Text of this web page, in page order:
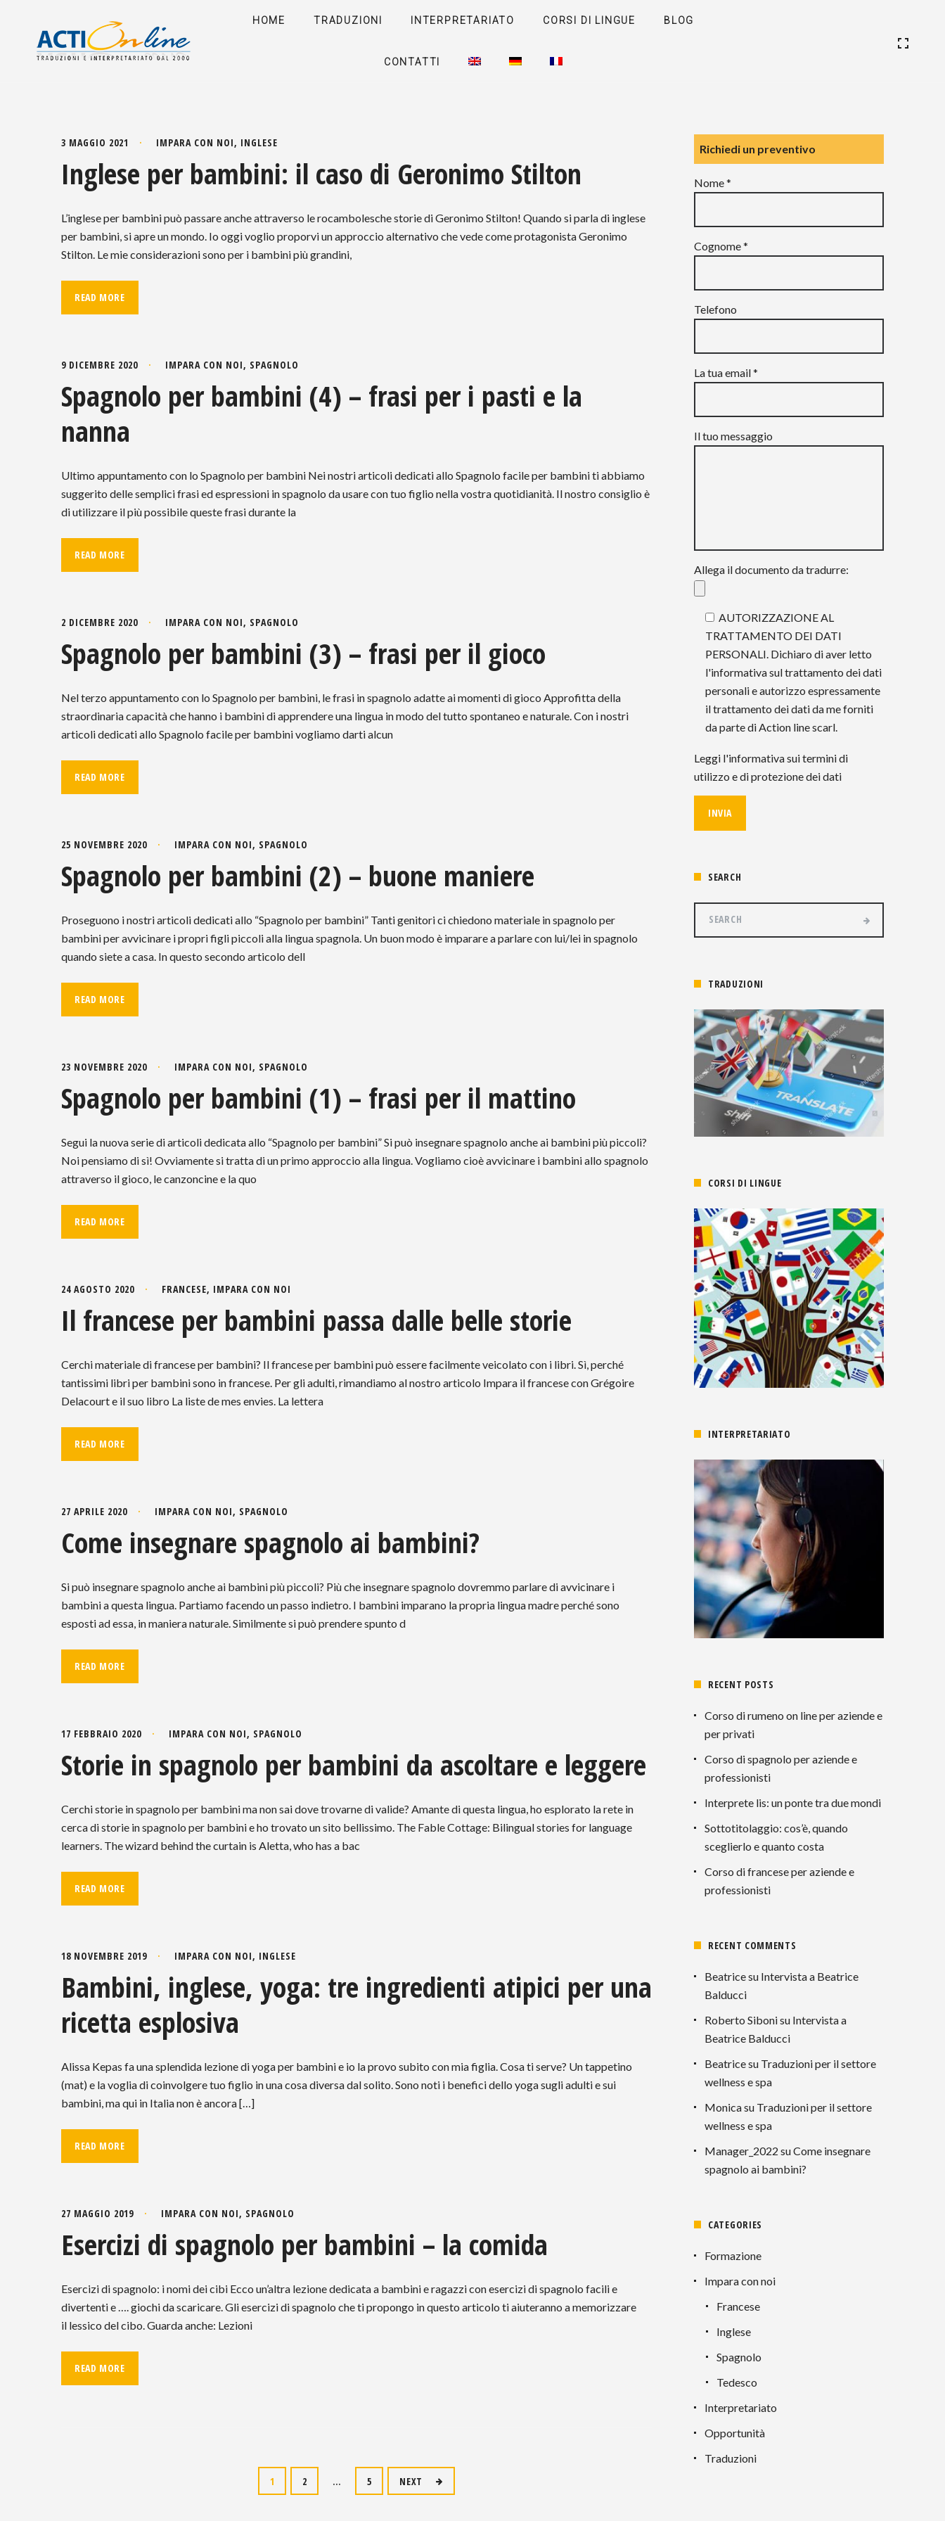
HOME TRADUZIONI INTERPRETARIATO CORSI DI LINGUE BLOG
CONTATTI
3 MAGGIO 2021 IMPARA CON NOI, INGLESE
Inglese per bambini: il caso di Geronimo Stilton
L’inglese per bambini può passare anche attraverso le rocambolesche storie di Geronimo Stilton! Quando si parla di inglese
per bambini, si apre un mondo. Io oggi voglio proporvi un approccio alternativo che vede come protagonista Geronimo
Stilton. Le mie considerazioni sono per i bambini più grandini,
READ MORE
9 DICEMBRE 2020 IMPARA CON NOI, SPAGNOLO
Spagnolo per bambini (4) – frasi per i pasti e la
nanna
Ultimo appuntamento con lo Spagnolo per bambini Nei nostri articoli dedicati allo Spagnolo facile per bambini ti abbiamo
suggerito delle semplici frasi ed espressioni in spagnolo da usare con tuo figlio nella vostra quotidianità. Il nostro consiglio è
di utilizzare il più possibile queste frasi durante la
READ MORE
2 DICEMBRE 2020 IMPARA CON NOI, SPAGNOLO
Spagnolo per bambini (3) – frasi per il gioco
Nel terzo appuntamento con lo Spagnolo per bambini, le frasi in spagnolo adatte ai momenti di gioco Approfitta della
straordinaria capacità che hanno i bambini di apprendere una lingua in modo del tutto spontaneo e naturale. Con i nostri
articoli dedicati allo Spagnolo facile per bambini vogliamo darti alcun
READ MORE
25 NOVEMBRE 2020 IMPARA CON NOI, SPAGNOLO
Spagnolo per bambini (2) – buone maniere
Proseguono i nostri articoli dedicati allo “Spagnolo per bambini” Tanti genitori ci chiedono materiale in spagnolo per
bambini per avvicinare i propri figli piccoli alla lingua spagnola. Un buon modo è imparare a parlare con lui/lei in spagnolo
quando siete a casa. In questo secondo articolo dell
READ MORE
23 NOVEMBRE 2020 IMPARA CON NOI, SPAGNOLO
Spagnolo per bambini (1) – frasi per il mattino
Segui la nuova serie di articoli dedicata allo “Spagnolo per bambini” Si può insegnare spagnolo anche ai bambini più piccoli?
Noi pensiamo di sì! Ovviamente si tratta di un primo approccio alla lingua. Vogliamo cioè avvicinare i bambini allo spagnolo
attraverso il gioco, le canzoncine e la quo
READ MORE
24 AGOSTO 2020 FRANCESE, IMPARA CON NOI
Il francese per bambini passa dalle belle storie
Cerchi materiale di francese per bambini? Il francese per bambini può essere facilmente veicolato con i libri. Sì, perché
tantissimi libri per bambini sono in francese. Per gli adulti, rimandiamo al nostro articolo Impara il francese con Grégoire
Delacourt e il suo libro La liste de mes envies. La lettera
READ MORE
27 APRILE 2020 IMPARA CON NOI, SPAGNOLO
Come insegnare spagnolo ai bambini?
Si può insegnare spagnolo anche ai bambini più piccoli? Più che insegnare spagnolo dovremmo parlare di avvicinare i
bambini a questa lingua. Partiamo facendo un passo indietro. I bambini imparano la propria lingua madre perché sono
esposti ad essa, in maniera naturale. Similmente si può prendere spunto d
READ MORE
17 FEBBRAIO 2020 IMPARA CON NOI, SPAGNOLO
Storie in spagnolo per bambini da ascoltare e leggere
Cerchi storie in spagnolo per bambini ma non sai dove trovarne di valide? Amante di questa lingua, ho esplorato la rete in
cerca di storie in spagnolo per bambini e ho trovato un sito bellissimo. The Fable Cottage: Bilingual stories for language
learners. The wizard behind the curtain is Aletta, who has a bac
READ MORE
18 NOVEMBRE 2019 IMPARA CON NOI, INGLESE
Bambini, inglese, yoga: tre ingredienti atipici per una
ricetta esplosiva
Alissa Kepas fa una splendida lezione di yoga per bambini e io la provo subito con mia figlia. Cosa ti serve? Un tappetino
(mat) e la voglia di coinvolgere tuo figlio in una cosa diversa dal solito. Sono noti i benefici dello yoga sugli adulti e sui
bambini, ma qui in Italia non è ancora […]
READ MORE
27 MAGGIO 2019 IMPARA CON NOI, SPAGNOLO
Esercizi di spagnolo per bambini – la comida
Esercizi di spagnolo: i nomi dei cibi Ecco un’altra lezione dedicata a bambini e ragazzi con esercizi di spagnolo facili e
divertenti e …. giochi da scaricare. Gli esercizi di spagnolo che ti propongo in questo articolo ti aiuteranno a memorizzare
il lessico del cibo. Guarda anche: Lezioni
READ MORE
1 2 … 5 NEXT
Richiedi un preventivo
Nome *
Cognome *
Telefono
La tua email *
Il tuo messaggio
Allega il documento da tradurre:
AUTORIZZAZIONE AL
TRATTAMENTO DEI DATI
PERSONALI. Dichiaro di aver letto
l'informativa sul trattamento dei dati
personali e autorizzo espressamente
il trattamento dei dati da me forniti
da parte di Action line scarl.
Leggi l'informativa sui termini di
utilizzo e di protezione dei dati
SEARCH
TRADUZIONI
CORSI DI LINGUE
INTERPRETARIATO
RECENT POSTS
Corso di rumeno on line per aziende e
per privati
Corso di spagnolo per aziende e
professionisti
Interprete lis: un ponte tra due mondi
Sottotitolaggio: cos’è, quando
sceglierlo e quanto costa
Corso di francese per aziende e
professionisti
RECENT COMMENTS
Beatricesu Intervista a Beatrice
Balducci
Roberto Sibonisu Intervista a
Beatrice Balducci
Beatricesu Traduzioni per il settore
wellness e spa
Monicasu Traduzioni per il settore
wellness e spa
Manager_2022 suCome insegnare
spagnolo ai bambini?
CATEGORIES
Formazione
Impara con noi
Francese
Inglese
Spagnolo
Tedesco
Interpretariato
Opportunità
Traduzioni